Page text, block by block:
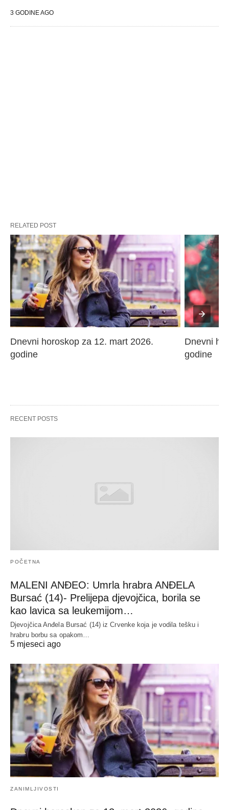
3 GODINE AGO
RELATED POST
Dnevni horoskop za 12. mart 2026.
godine
Dnevni
godine
RECENT POSTS
POČETNA
MALENI ANĐEO: Umrla hrabra ANĐELA
Bursać (14)- Prelijepa djevojčica, borila se
kao lavica sa leukemijom…
Djevojčica Anđela Bursać (14) iz Crvenke koja je vodila tešku i
hrabru borbu sa opakom…
5 mjeseci ago
ZANIMLJIVOSTI